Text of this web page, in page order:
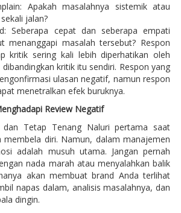
Apakah masalahnya sistemik atau
jalan?
Seberapa cepat dan seberapa empati
menanggapi masalah tersebut? Respon
kritik sering kali lebih diperhatikan oleh
kritik itu sendiri. Respon yang
ulasan negatif, namun respon
menetralkan efek buruknya.
Review Negatif
dan Tetap Tenang Naluri pertama saat
membela diri. Namun, dalam manajemen
adalah musuh utama. Jangan pernah
nada marah atau menyalahkan balik
akan membuat brand Anda terlihat
napas dalam, analisis masalahnya, dan
dingin.